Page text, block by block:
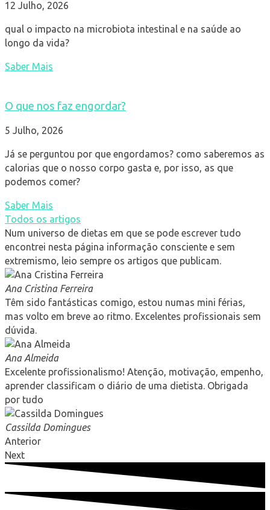
12 Julho, 2026
qual o impacto na microbiota intestinal e na saúde ao
longo da vida?
Saber Mais
O que nos faz engordar?
5 Julho, 2026
Já se perguntou por que engordamos? como saberemos as
calorias que o nosso corpo gasta e, por isso, as que
podemos comer?
Saber Mais
Todos os artigos
Num universo de dietas em que se pode escrever tudo
encontrei nesta página informação consciente e sem
extremismo, leio sempre os artigos que publicam.
Ana Cristina Ferreira
Têm sido fantásticas comigo, estou numas mini férias,
mas volto em breve ao ritmo. Excelentes profissionais sem
dúvida.
Ana Almeida
Excelente profissionalismo! Atenção, motivação, empenho,
aprender classificam o diário de uma dietista. Obrigada
por tudo
Cassilda Domingues
Anterior
Next